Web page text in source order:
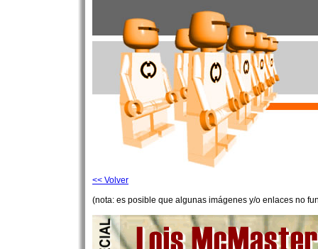
<< Volver
(nota: es posible que algunas imágenes y/o enlaces no